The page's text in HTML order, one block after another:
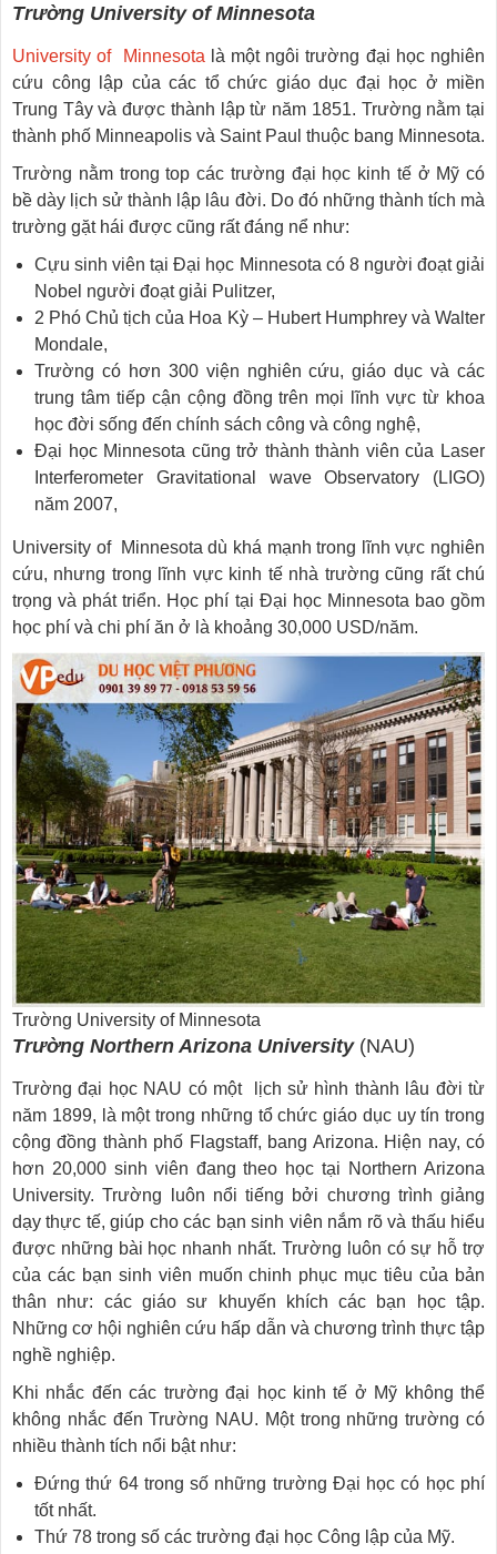
Trường University of Minnesota
University of Minnesota là một ngôi trường đại học nghiên
cứu công lập của các tổ chức giáo dục đại học ở miền
Trung Tây và được thành lập từ năm 1851. Trường nằm tại
thành phố Minneapolis và Saint Paul thuộc bang Minnesota.
Trường nằm trong top các trường đại học kinh tế ở Mỹ có
bề dày lịch sử thành lập lâu đời. Do đó những thành tích mà
trường gặt hái được cũng rất đáng nể như:
Cựu sinh viên tại Đại học Minnesota có 8 người đoạt giải
Nobel người đoạt giải Pulitzer,
2 Phó Chủ tịch của Hoa Kỳ – Hubert Humphrey và Walter
Mondale,
Trường có hơn 300 viện nghiên cứu, giáo dục và các
trung tâm tiếp cận cộng đồng trên mọi lĩnh vực từ khoa
học đời sống đến chính sách công và công nghệ,
Đại học Minnesota cũng trở thành thành viên của Laser
Interferometer Gravitational wave Observatory (LIGO)
năm 2007,
University of Minnesota dù khá mạnh trong lĩnh vực nghiên
cứu, nhưng trong lĩnh vực kinh tế nhà trường cũng rất chú
trọng và phát triển. Học phí tại Đại học Minnesota bao gồm
học phí và chi phí ăn ở là khoảng 30,000 USD/năm.
Trường University of Minnesota
Trường Northern Arizona University(NAU)
Trường đại học NAU có một lịch sử hình thành lâu đời từ
năm 1899, là một trong những tổ chức giáo dục uy tín trong
cộng đồng thành phố Flagstaff, bang Arizona. Hiện nay, có
hơn 20,000 sinh viên đang theo học tại Northern Arizona
University. Trường luôn nổi tiếng bởi chương trình giảng
dạy thực tế, giúp cho các bạn sinh viên nắm rõ và thấu hiểu
được những bài học nhanh nhất. Trường luôn có sự hỗ trợ
của các bạn sinh viên muốn chinh phục mục tiêu của bản
thân như: các giáo sư khuyến khích các bạn học tập.
Những cơ hội nghiên cứu hấp dẫn và chương trình thực tập
nghề nghiệp.
Khi nhắc đến các trường đại học kinh tế ở Mỹ không thể
không nhắc đến Trường NAU. Một trong những trường có
nhiều thành tích nổi bật như:
Đứng thứ 64 trong số những trường Đại học có học phí
tốt nhất.
Thứ 78 trong số các trường đại học Công lập của Mỹ.